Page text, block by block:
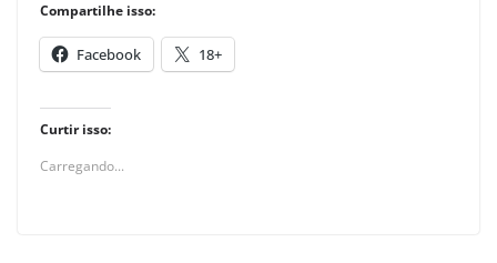
Compartilhe isso:
Facebook 18+
Curtir isso:
Carregando...